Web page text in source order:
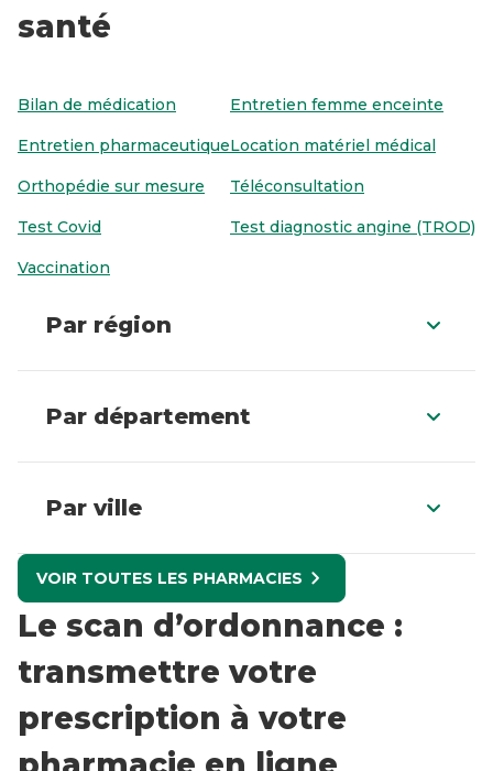
santé
Bilan de médication Entretien femme enceinte
Entretien pharmaceutiqueLocation matériel médical
Orthopédie sur mesure Téléconsultation
Test Covid Test diagnostic angine (TROD)
Vaccination
Par région
Par département
Par ville
VOIR TOUTES LES PHARMACIES
Le scan d’ordonnance :
transmettre votre
prescription à votre